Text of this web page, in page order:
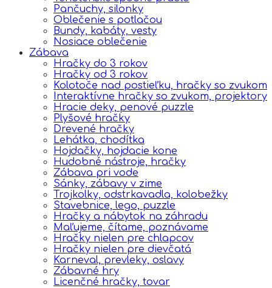
Pančuchy, silonky
Oblečenie s potlačou
Bundy, kabáty, vesty
Nosiace oblečenie
Zábava
Hračky do 3 rokov
Hračky od 3 rokov
Kolotoče nad postieľku, hračky so zvukom
Interaktívne hračky so zvukom, projektory
Hracie deky, penové puzzle
Plyšové hračky
Drevené hračky
Lehátka, chodítka
Hojdačky, hojdacie kone
Hudobné nástroje, hračky
Zábava pri vode
Sánky, zábavy v zime
Trojkolky, odstrkavadla, kolobežky
Stavebnice, lego, puzzle
Hračky a nábytok na záhradu
Maľujeme, čítame, poznávame
Hračky nielen pre chlapcov
Hračky nielen pre dievčatá
Karneval, prevleky, oslavy
Zábavné hry
Licenčné hračky, tovar